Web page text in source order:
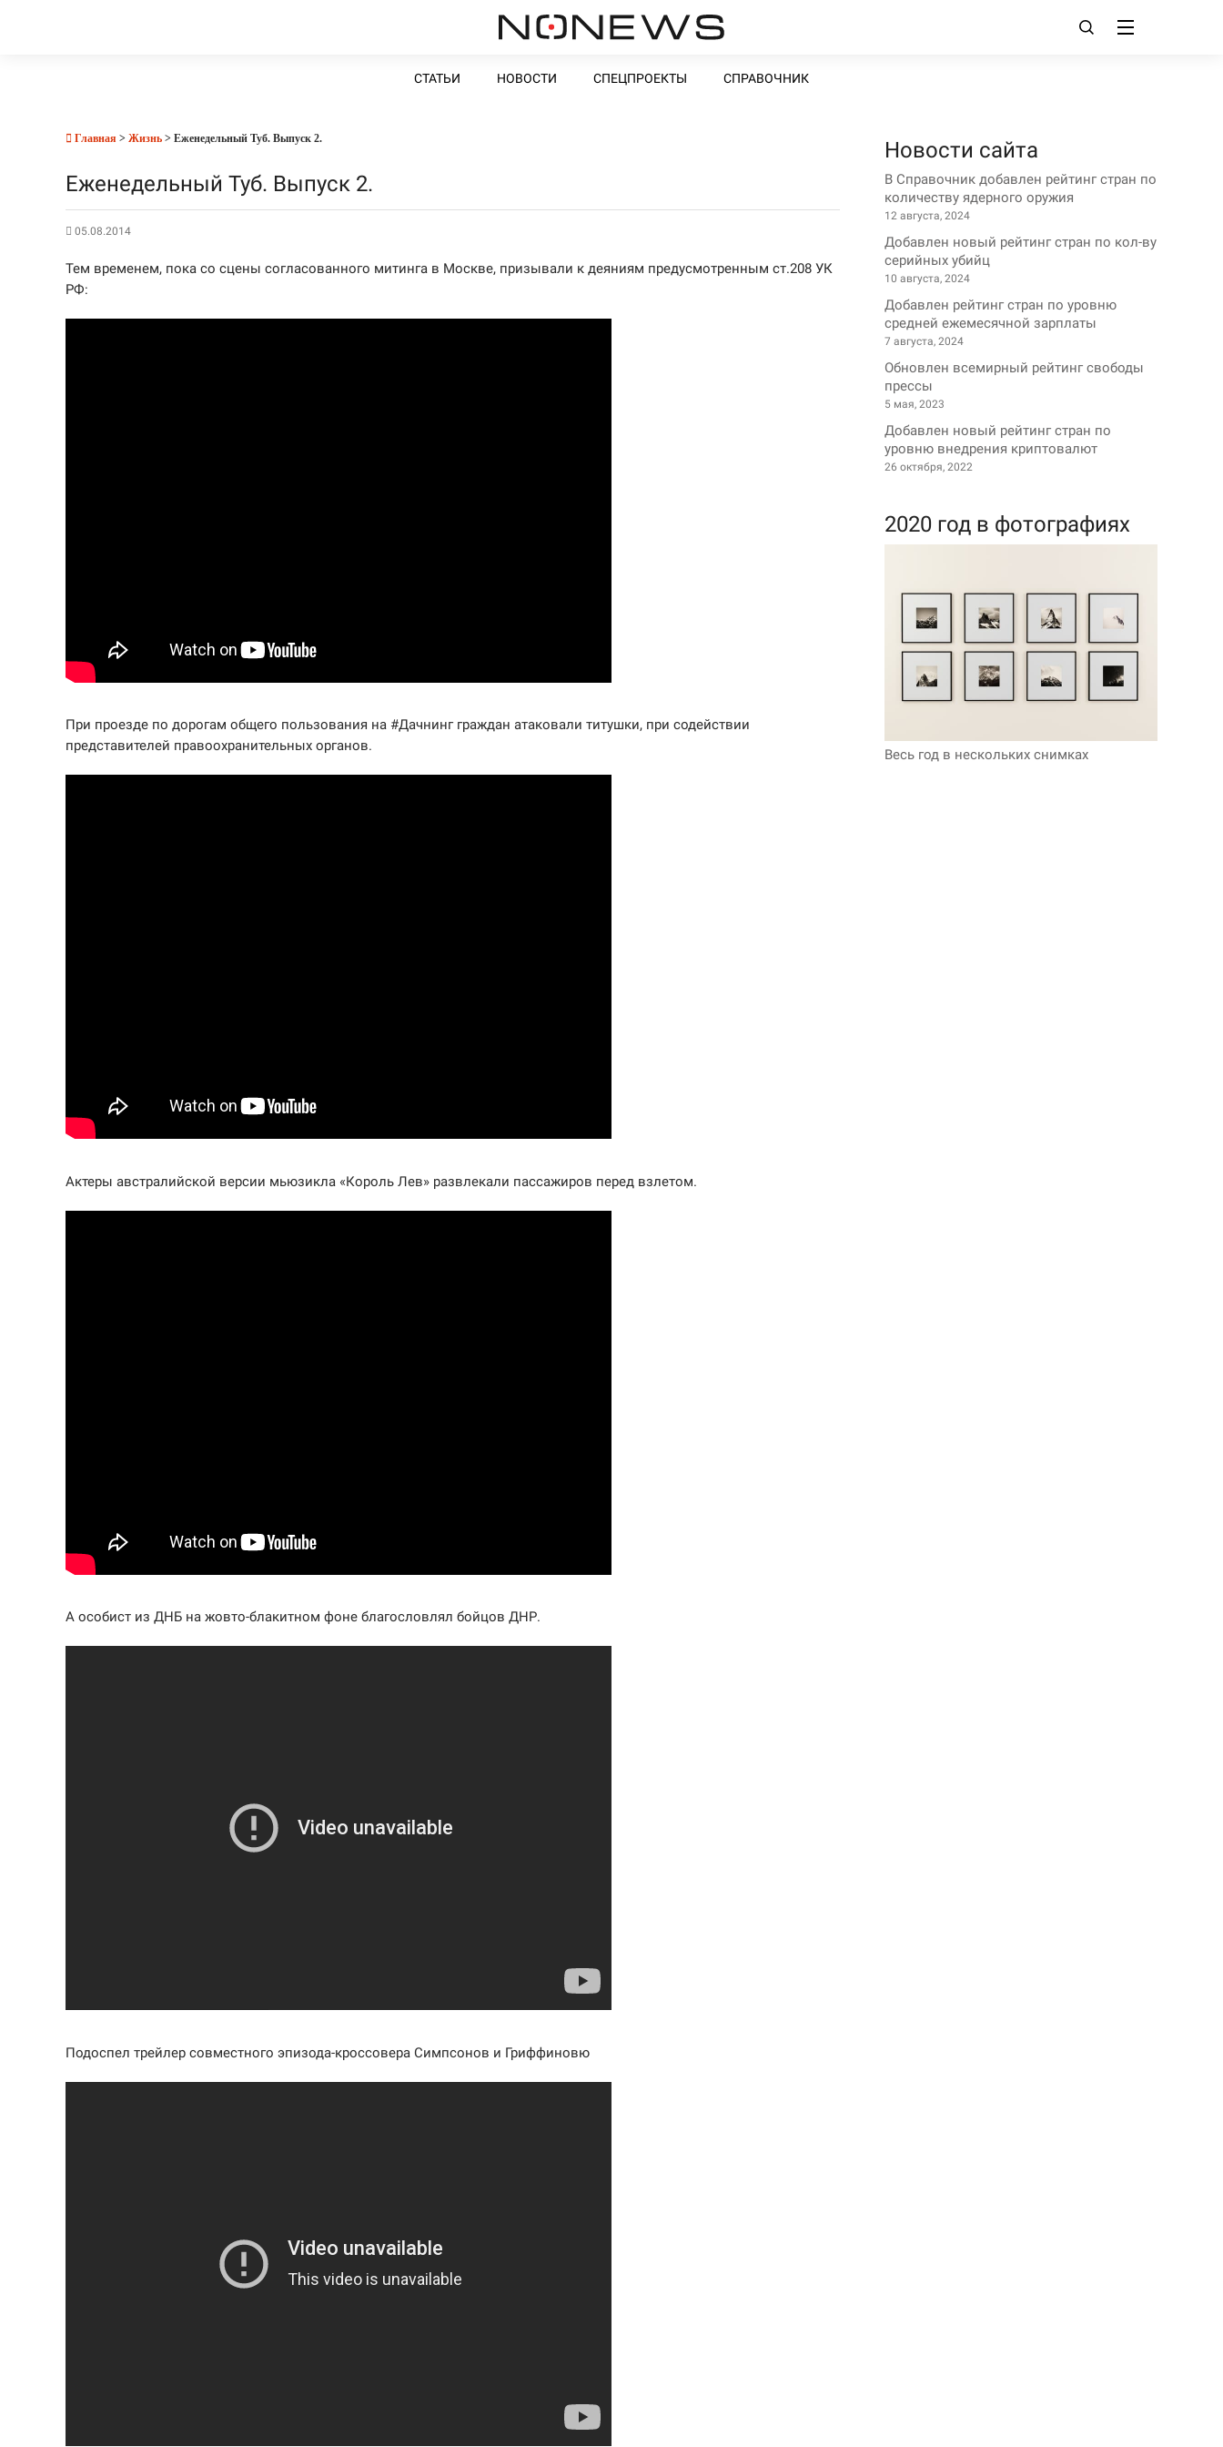
СТАТЬИ НОВОСТИ СПЕЦПРОЕКТЫ СПРАВОЧНИК
Главная > Жизнь > Еженедельный Туб. Выпуск 2.
Еженедельный Туб. Выпуск 2.
05.08.2014
Тем временем, пока со сцены согласованного митинга в Москве, призывали к деяниям предусмотренным ст.208 УК
РФ:
При проезде по дорогам общего пользования на #Дачнинг граждан атаковали титушки, при содействии
представителей правоохранительных органов.
Актеры австралийской версии мьюзикла «Король Лев» развлекали пассажиров перед взлетом.
А особист из ДНБ на жовто-блакитном фоне благословлял бойцов ДНР.
Подоспел трейлер совместного эпизода-кроссовера Симпсонов и Гриффиновю
Новости сайта
В Справочник добавлен рейтинг стран по
количеству ядерного оружия
12 августа, 2024
Добавлен новый рейтинг стран по кол-ву
серийных убийц
10 августа, 2024
Добавлен рейтинг стран по уровню
средней ежемесячной зарплаты
7 августа, 2024
Обновлен всемирный рейтинг свободы
прессы
5 мая, 2023
Добавлен новый рейтинг стран по
уровню внедрения криптовалют
26 октября, 2022
2020 год в фотографиях
Весь год в нескольких снимках